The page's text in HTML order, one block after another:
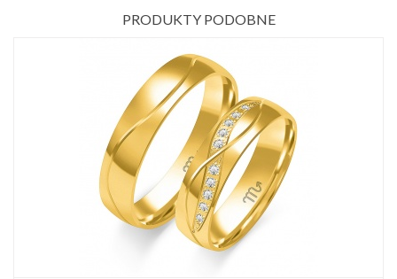
PRODUKTY PODOBNE